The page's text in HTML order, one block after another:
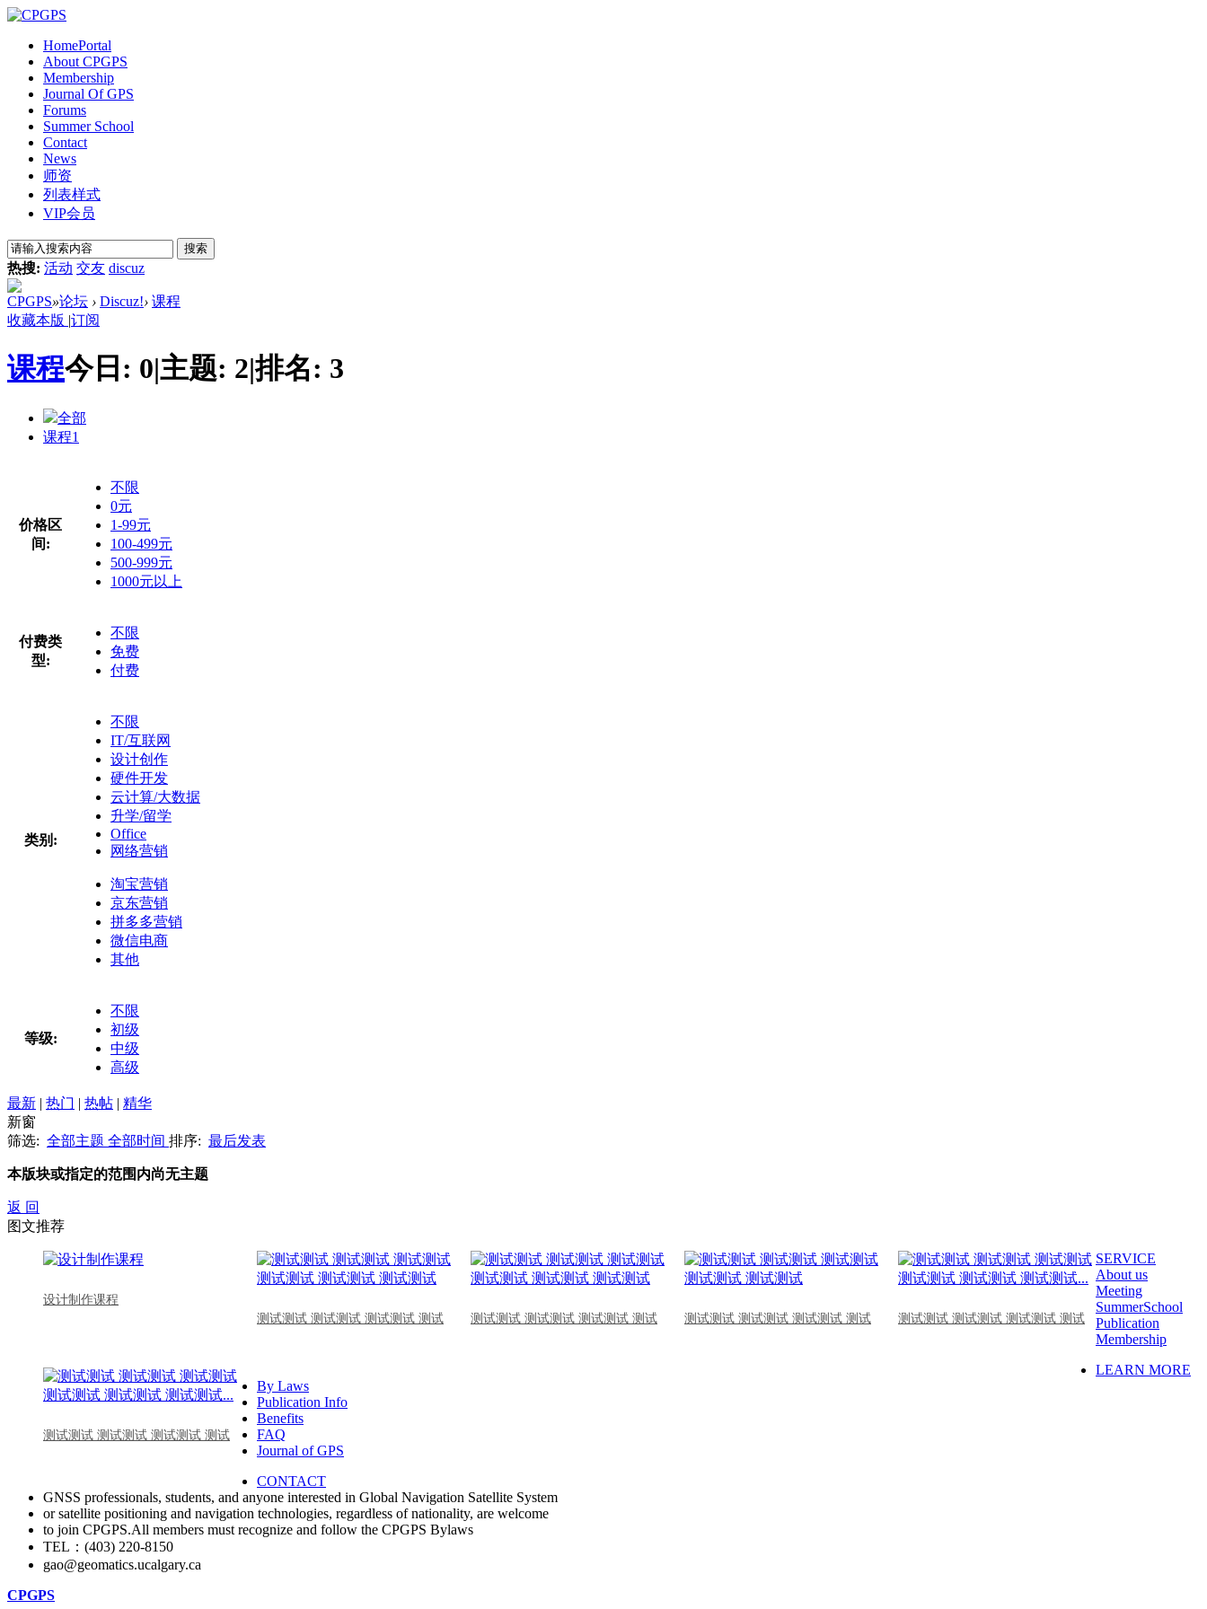
HomePortal
About CPGPS
Membership
Journal Of GPS
Forums
Summer School
Contact
News
师资
列表样式
VIP会员
搜索
热搜: 活动 交友 discuz
CPGPS»论坛 › Discuz!› 课程
收藏本版 |订阅
课程今日: 0|主题: 2|排名: 3
全部
课程1
价格区
间:
不限
0元
1-99元
100-499元
500-999元
1000元以上
付费类
型:
不限
免费
付费
类别:
不限
IT/互联网
设计创作
硬件开发
云计算/大数据
升学/留学
Office
网络营销
淘宝营销
京东营销
拼多多营销
微信电商
其他
等级:
不限
初级
中级
高级
最新 | 热门 | 热帖 | 精华
新窗
筛选: 全部主题 全部时间 排序: 最后发表
本版块或指定的范围内尚无主题
返 回
图文推荐
设计制作课程
测试测试 测试测试 测试测试 测试
测试测试 测试测试 测试测试 测试 测试测试 测试测试 测试测试 测试 测试测试 测试测试 测试测试 测试
测试测试 测试测试 测试测试 测试
SERVICE
About us
Meeting
SummerSchool
Publication
Membership
LEARN MORE
By Laws
Publication Info
Benefits
FAQ
Journal of GPS
CONTACT
GNSS professionals, students, and anyone interested in Global Navigation Satellite System
or satellite positioning and navigation technologies, regardless of nationality, are welcome
to join CPGPS.All members must recognize and follow the CPGPS Bylaws
TEL：(403) 220-8150
gao@geomatics.ucalgary.ca
CPGPS